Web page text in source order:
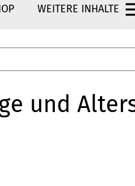
WEITERE INHALTE
und